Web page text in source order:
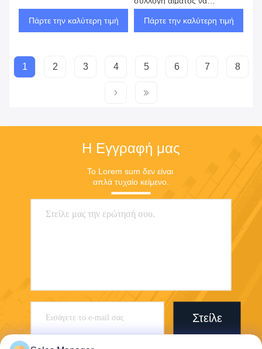
Πάρτε την καλύτερη τιμή
χρησιμοποιηθεί για την
αιμοστασία της πληγής;
Πάρτε την καλύτερη τιμή
1 2 3 4 5 6 7 8
Η Εγγραφή μας
Το Lorem sum δεν είναι
απλά τυχαίο κείμενο.
Στείλε